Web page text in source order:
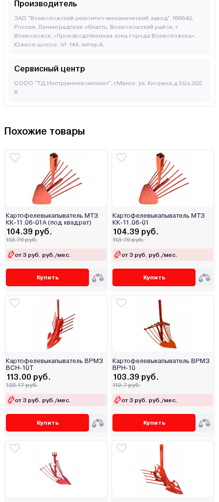
Производитель
ЗАО "Всеволожский ремонтно-механический завод" 188640,
Россия, Ленинградская область, Всеволожский район, г.
Всеволожск, «Производственная зона города Всеволожска»,
Южное шоссе, № 144, литер А.
Сервисный центр
СООО "ТД Инструменткомплект", г.Минск, ул. Кнорина,д.50,к.302
А
Похожие товары
Картофелевыкапыватель МТЗ
КК-11.06-01А (под квадрат)
104.39 руб.
113.79 руб.
от 3 руб. руб./мес.
Купить
Картофелевыкапыватель МТЗ
КК-11.06-01
104.39 руб.
113.79 руб.
от 3 руб. руб./мес.
Купить
Картофелевыкапыватель ВРМЗ
ВСН-10Т
113.00 руб.
123.17 руб.
от 3 руб. руб./мес.
Купить
Картофелевыкапыватель ВРМЗ
ВРН-10
103.39 руб.
112.7 руб.
от 3 руб. руб./мес.
Купить